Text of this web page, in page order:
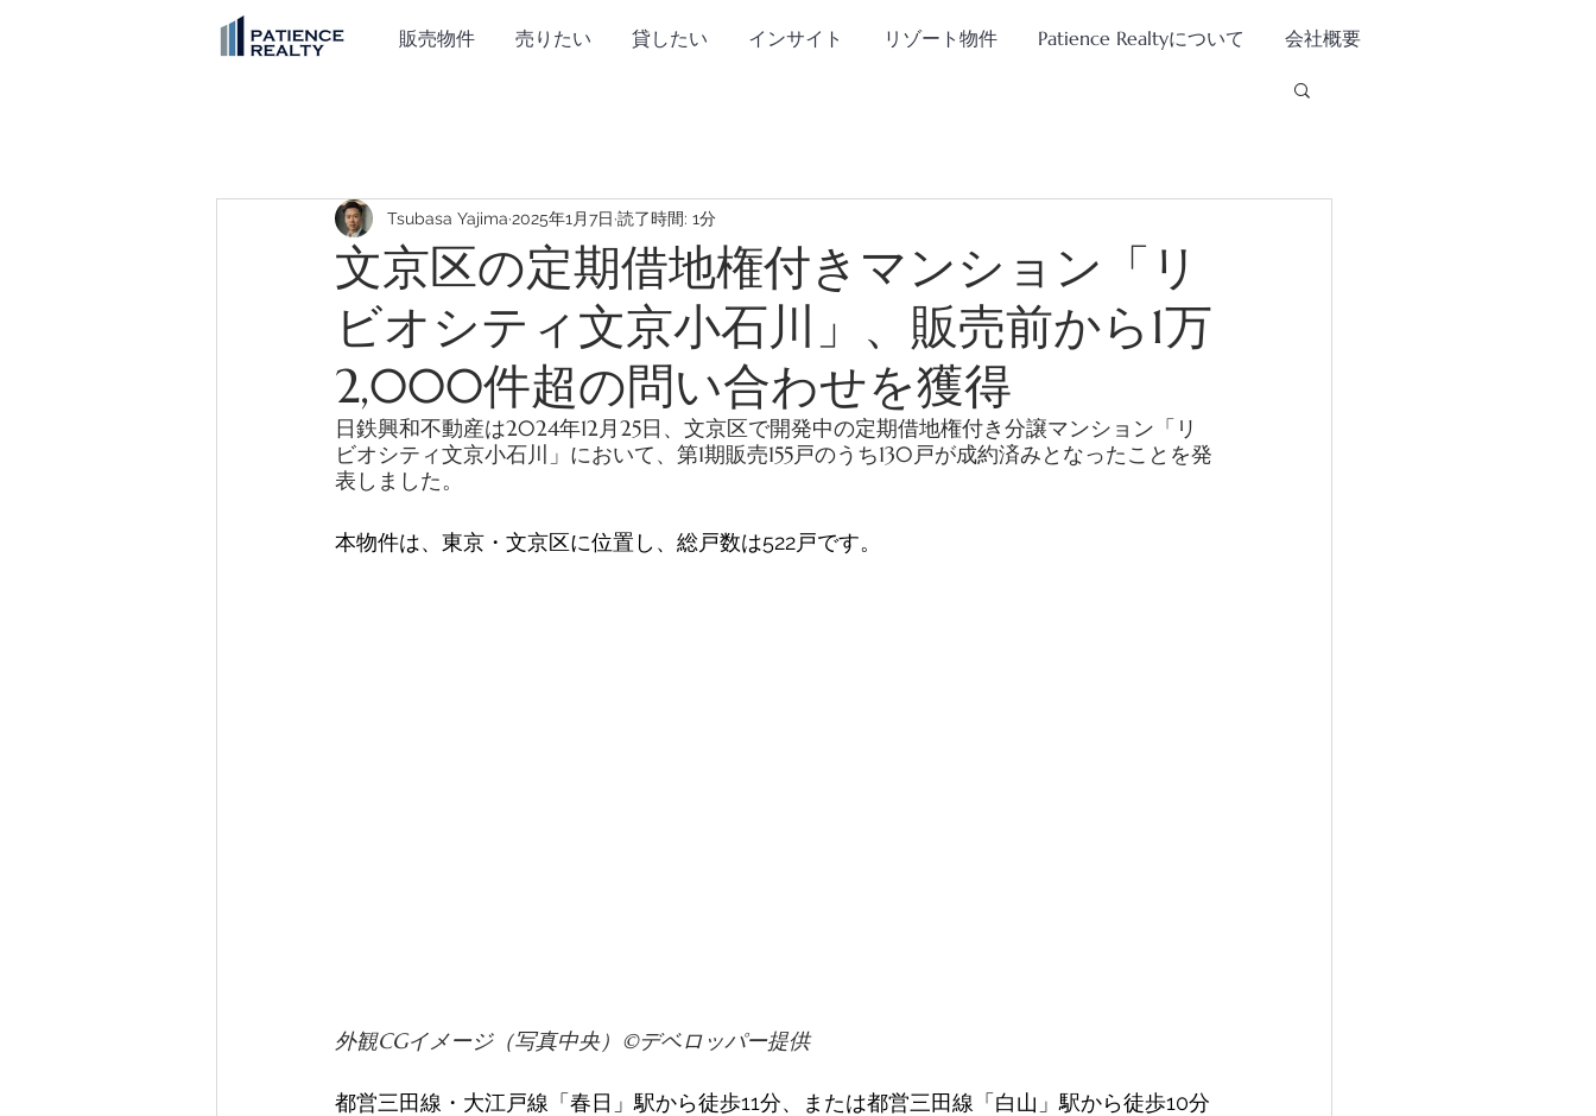
販売物件 売りたい 貸したい インサイト リゾート物件 Patience Realtyについて 会社概要
文京区の定期借地権付きマンション「リ
ビオシティ文京小石川」、販売前から1万
2,000件超の問い合わせを獲得
Tsubasa Yajima 2025年1月7日 読了時間: 1分
日鉄興和不動産は2024年12月25日、文京区で開発中の定期借地権付き分譲マンション「リ
ビオシティ文京小石川」において、第1期販売155戸のうち130戸が成約済みとなったことを発
表しました。
本物件は、東京・文京区に位置し、総戸数は522戸です。
外観CGイメージ（写真中央）©️デベロッパー提供
都営三田線・大江戸線「春日」駅から徒歩11分、または都営三田線「白山」駅から徒歩10分